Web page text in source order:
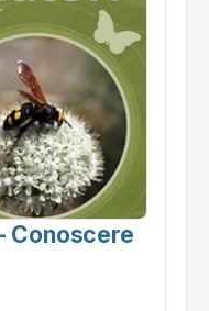
Conoscere